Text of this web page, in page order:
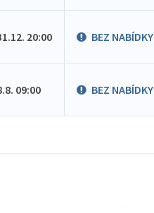
20:00 BEZ NABÍDKY
09:00 BEZ NABÍDKY